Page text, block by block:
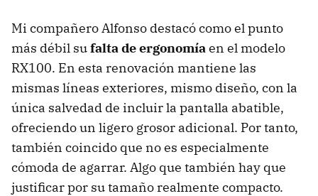
Mi compañero Alfonso destacó como el punto
más débil sufalta de ergonomía en el modelo
RX100. En esta renovación mantiene las
mismas líneas exteriores, mismo diseño, con la
única salvedad de incluir la pantalla abatible,
ofreciendo un ligero grosor adicional. Por tanto,
también coincido que no es especialmente
cómoda de agarrar. Algo que también hay que
justificar por su tamaño realmente compacto.